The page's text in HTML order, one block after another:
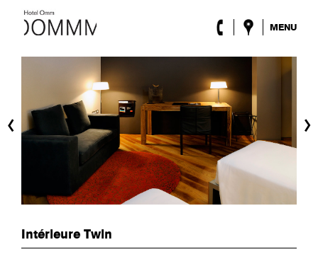
MENU
l’Hôtel
Roca Barcelona
Terrasse
Lobby & Club
‹ ›
Intérieure Twin